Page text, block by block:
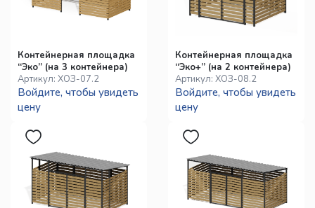
Контейнерная площадка
“Эко” (на 3 контейнера)
Артикул:ХОЗ-07.2
Войдите, чтобы увидеть
цену
Контейнерная площадка
“Эко+” (на 2 контейнера)
Артикул: ХОЗ-08.2
Войдите, чтобы увидеть
цену